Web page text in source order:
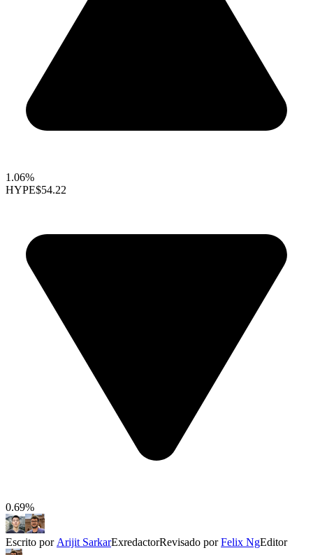
1.06%
HYPE$54.22
0.69%
Escrito por Arijit SarkarExredactorRevisado porFelix NgEditor